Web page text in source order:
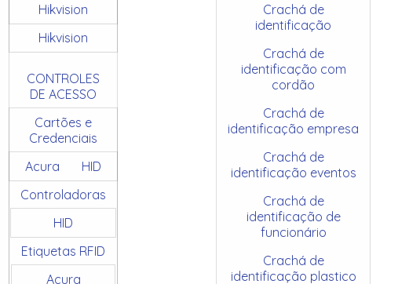
Hikvision
Hikvision
CONTROLES
DE ACESSO
Cartões e
Credenciais
Acura
HID
Controladoras
HID
Etiquetas RFID
Acura
Crachá de
identificação
Crachá de
identificação com
cordão
Crachá de
identificação empresa
Crachá de
identificação eventos
Crachá de
identificação de
funcionário
Crachá de
identificação plastico